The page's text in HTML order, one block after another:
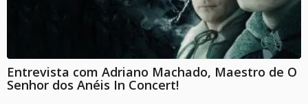
Entrevista com Adriano Machado, Maestro de O
Senhor dos Anéis In Concert!